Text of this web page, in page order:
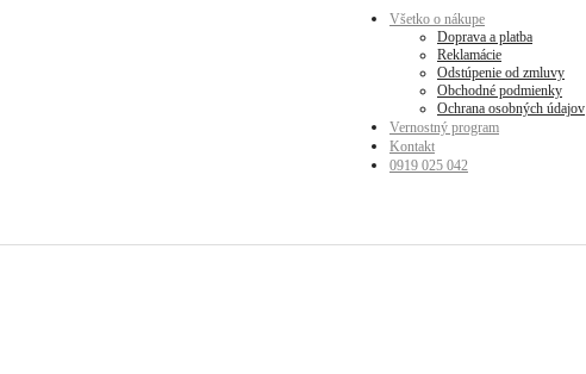
Všetko o nákupe
Doprava a platba
Reklamácie
Odstúpenie od zmluvy
Obchodné podmienky
Ochrana osobných údajov
Vernostný program
Kontakt
0919 025 042